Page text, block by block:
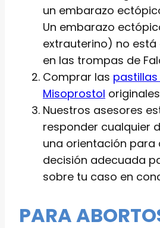
un embarazo
Un embarazo
extrauterino) no está
en las trompas de
Comprar las
Misoprostol originales
Nuestros asesores
responder cualquier
una orientación para
decisión adecuada
sobre tu caso en
PARA